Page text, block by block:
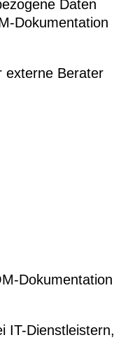
Daten
Dokumentation
externe Berater
Dokumentation
IT-Dienstleistern,